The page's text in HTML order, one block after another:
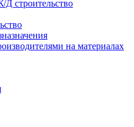
строительство
на материалах